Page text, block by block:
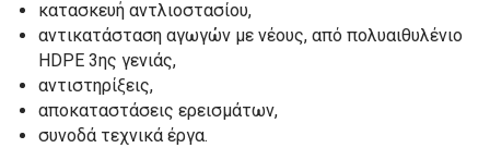
κατασκευή αντλιοστασίου,
αντικατάσταση αγωγών με νέους, από πολυαιθυλένιο
HDPE 3ης γενιάς,
αντιστηρίξεις,
αποκαταστάσεις ερεισμάτων,
συνοδά τεχνικά έργα.